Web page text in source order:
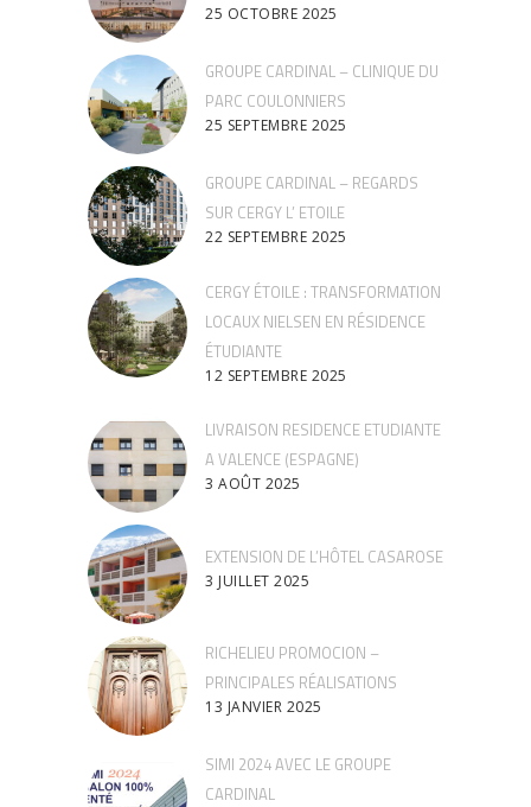
25 OCTOBRE 2025
GROUPE CARDINAL – CLINIQUE DU
PARC COULONNIERS
25 SEPTEMBRE 2025
GROUPE CARDINAL – REGARDS
SUR CERGY L’ ETOILE
22 SEPTEMBRE 2025
CERGY ÉTOILE : TRANSFORMATION
LOCAUX NIELSEN EN RÉSIDENCE
ÉTUDIANTE
12 SEPTEMBRE 2025
LIVRAISON RESIDENCE ETUDIANTE
A VALENCE (ESPAGNE)
3 AOÛT 2025
EXTENSION DE L’HÔTEL CASAROSE
3 JUILLET 2025
RICHELIEU PROMOCION –
PRINCIPALES RÉALISATIONS
13 JANVIER 2025
SIMI 2024 AVEC LE GROUPE
CARDINAL